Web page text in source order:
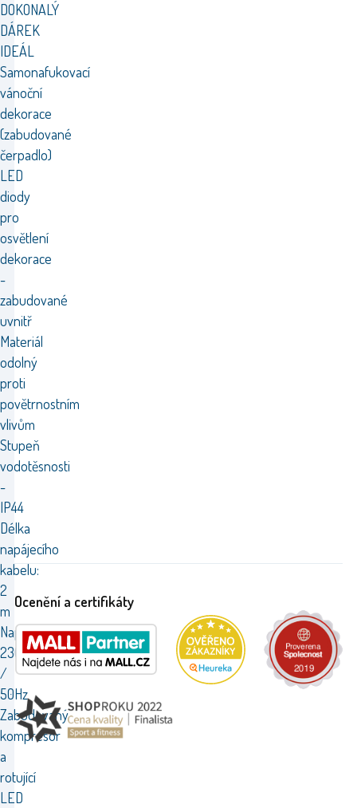
DOKONALÝ
DÁREK
IDEÁL
Samonafukovací
vánoční
dekorace
(zabudované
čerpadlo)
LED
diody
pro
osvětlení
dekorace
-
zabudované
uvnitř
Materiál
odolný
proti
povětrnostním
vlivům
Stupeň
vodotěsnosti
-
IP44
Délka
napájecího
kabelu:
2
m
Napětí:
230V
/
50Hz
Zabudovaný
kompresor
a
rotující
LED
Ocenění a certifikáty